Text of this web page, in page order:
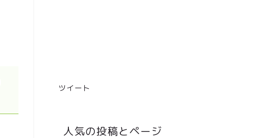
ツイート
人気の投稿とページ